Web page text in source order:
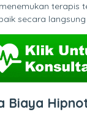
terapis
secara
Biaya